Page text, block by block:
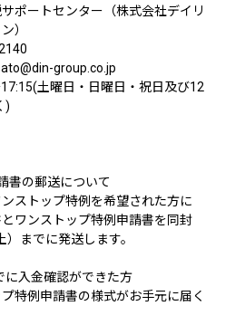
ポートセンター（株式会社デイリ
）
group.co.jp
土曜日・日曜日・祝日及び12
)
書の郵送について
ストップ特例を希望された方に
ワンストップ特例申請書を同封
までに発送します。
入金確認ができた方
例申請書の様式がお手元に届く